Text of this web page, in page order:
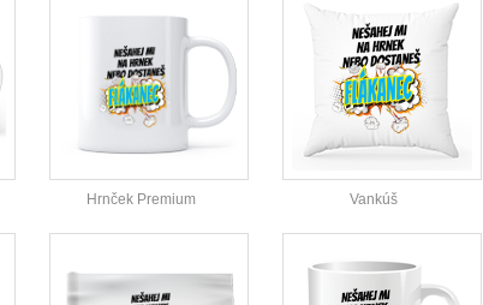
Hrnček Premium Vankúš